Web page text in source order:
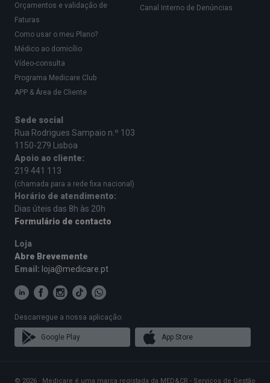
Orçamentos e validação de
Faturas
Como usar o meu Plano?
Médico ao domicílio
Vídeo-consulta
Programa Medicare Club
APP & Área de Cliente
Canal Interno de Denúncias
Sede social
Rua Rodrigues Sampaio n.º 103
1150-279 Lisboa
Apoio ao cliente:
219 441 113
(chamada para a rede fixa nacional)
Horário de atendimento:
Dias úteis das 8h às 20h
Formulário de contacto
Loja
Abre Brevemente
Email: loja@medicare.pt
Descarregue a nossa aplicação:
Google Play App Store
© 2026 · Medicare é uma marca registada da MED&CR - Serviços de Gestão